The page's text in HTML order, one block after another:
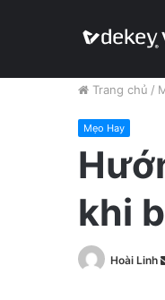
Trang chủ /
Mẹo Hay
khi
Hoài Linh